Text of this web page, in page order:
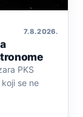
7. 8. 2026.
PKS
se ne